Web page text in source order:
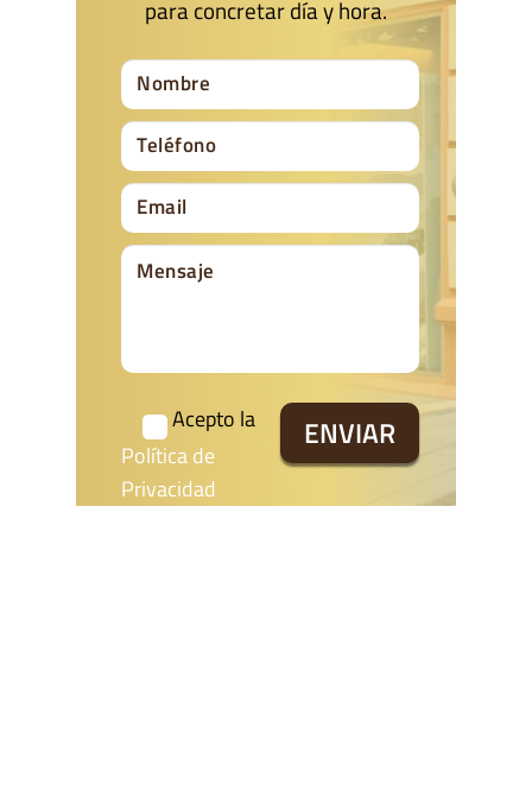
para concretar día y hora.
Acepto la
Política de
Privacidad